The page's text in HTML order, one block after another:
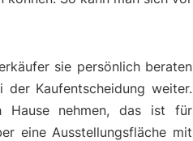
sie persönlich beraten
Kaufentscheidung weiter.
Hause nehmen, das ist für
eine Ausstellungsfläche mit